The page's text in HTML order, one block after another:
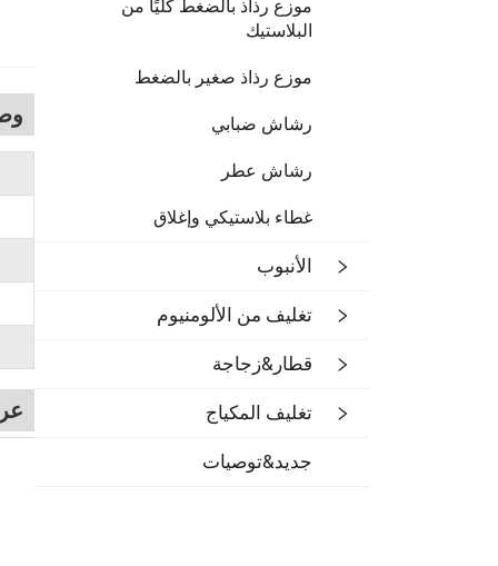
موزع رذاذ بالضغط كليًا من
البلاستيك
موزع رذاذ صغير بالضغط
رشاش ضبابي
رشاش عطر
غطاء بلاستيكي وإغلاق
الأنبوب
تغليف من الألومنيوم
قطار&زجاجة
تغليف المكياج
جديد&توصيات